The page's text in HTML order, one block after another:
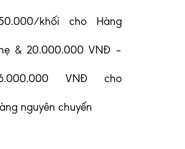
khối cho Hàng
& 20.000.000 VNĐ –
VNĐ cho
nguyên chuyến